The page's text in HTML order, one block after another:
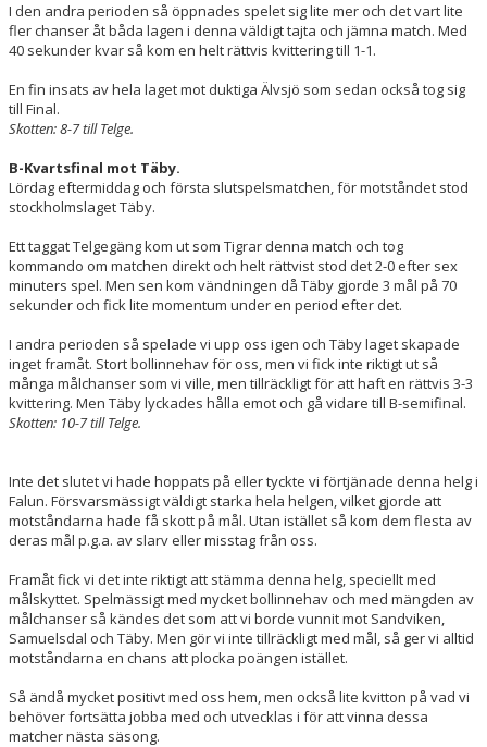
I den andra perioden så öppnades spelet sig lite mer och det vart lite
fler chanser åt båda lagen i denna väldigt tajta och jämna match. Med
40 sekunder kvar så kom en helt rättvis kvittering till 1-1.
En fin insats av hela laget mot duktiga Älvsjö som sedan också tog sig
till Final.
Skotten: 8-7 till Telge.
B-Kvartsfinal mot Täby.
Lördag eftermiddag och första slutspelsmatchen, för motståndet stod
stockholmslaget Täby.
Ett taggat Telgegäng kom ut som Tigrar denna match och tog
kommando om matchen direkt och helt rättvist stod det 2-0 efter sex
minuters spel. Men sen kom vändningen då Täby gjorde 3 mål på 70
sekunder och fick lite momentum under en period efter det.
I andra perioden så spelade vi upp oss igen och Täby laget skapade
inget framåt. Stort bollinnehav för oss, men vi fick inte riktigt ut så
många målchanser som vi ville, men tillräckligt för att haft en rättvis 3-3
kvittering. Men Täby lyckades hålla emot och gå vidare till B-semifinal.
Skotten: 10-7 till Telge.
Inte det slutet vi hade hoppats på eller tyckte vi förtjänade denna helg i
Falun. Försvarsmässigt väldigt starka hela helgen, vilket gjorde att
motståndarna hade få skott på mål. Utan istället så kom dem flesta av
deras mål p.g.a. av slarv eller misstag från oss.
Framåt fick vi det inte riktigt att stämma denna helg, speciellt med
målskyttet. Spelmässigt med mycket bollinnehav och med mängden av
målchanser så kändes det som att vi borde vunnit mot Sandviken,
Samuelsdal och Täby. Men gör vi inte tillräckligt med mål, så ger vi alltid
motståndarna en chans att plocka poängen istället.
Så ändå mycket positivt med oss hem, men också lite kvitton på vad vi
behöver fortsätta jobba med och utvecklas i för att vinna dessa
matcher nästa säsong.